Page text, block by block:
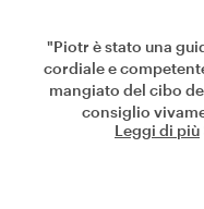
"Piotr è stato una
cordiale e
mangiato del cibo
Leggi di più